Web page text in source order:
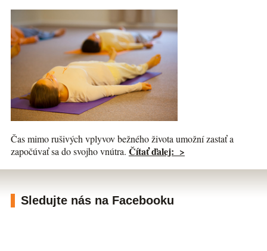
Čas mimo rušivých vplyvov bežného života umožní zastať a
započúvať sa do svojho vnútra. Čítať ďalej: >
Sledujte nás na Facebooku